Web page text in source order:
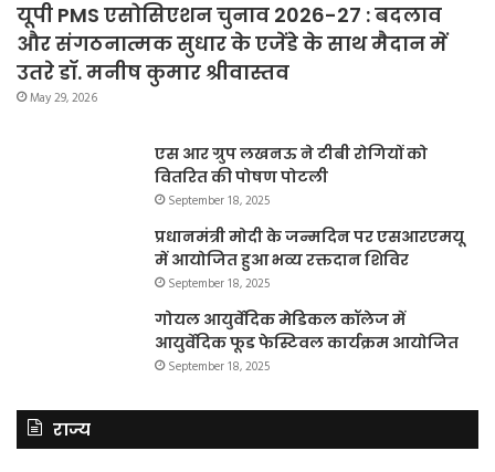
यूपी PMS एसोसिएशन चुनाव 2026-27 : बदलाव
और संगठनात्मक सुधार के एजेंडे के साथ मैदान में
उतरे डॉ. मनीष कुमार श्रीवास्तव
May 29, 2026
एस आर ग्रुप लखनऊ ने टीबी रोगियों को
वितरित की पोषण पोटली
September 18, 2025
प्रधानमंत्री मोदी के जन्मदिन पर एसआरएमयू
में आयोजित हुआ भव्य रक्तदान शिविर
September 18, 2025
गोयल आयुर्वेदिक मेडिकल कॉलेज में
आयुर्वेदिक फूड फेस्टिवल कार्यक्रम आयोजित
September 18, 2025
राज्य